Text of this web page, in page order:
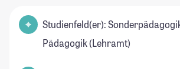
Studienfeld(er):
Pädagogik (Lehramt)